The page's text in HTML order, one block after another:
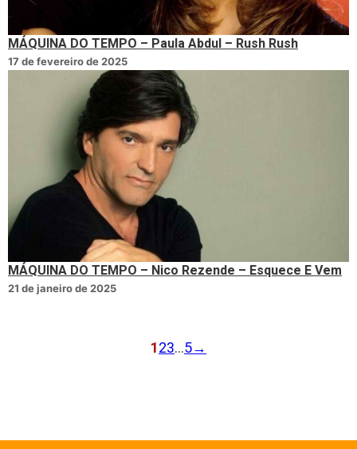
MÁQUINA DO TEMPO – Paula Abdul – Rush Rush
17 de fevereiro de 2025
MÁQUINA DO TEMPO – Nico Rezende – Esquece E Vem
21 de janeiro de 2025
123…5→